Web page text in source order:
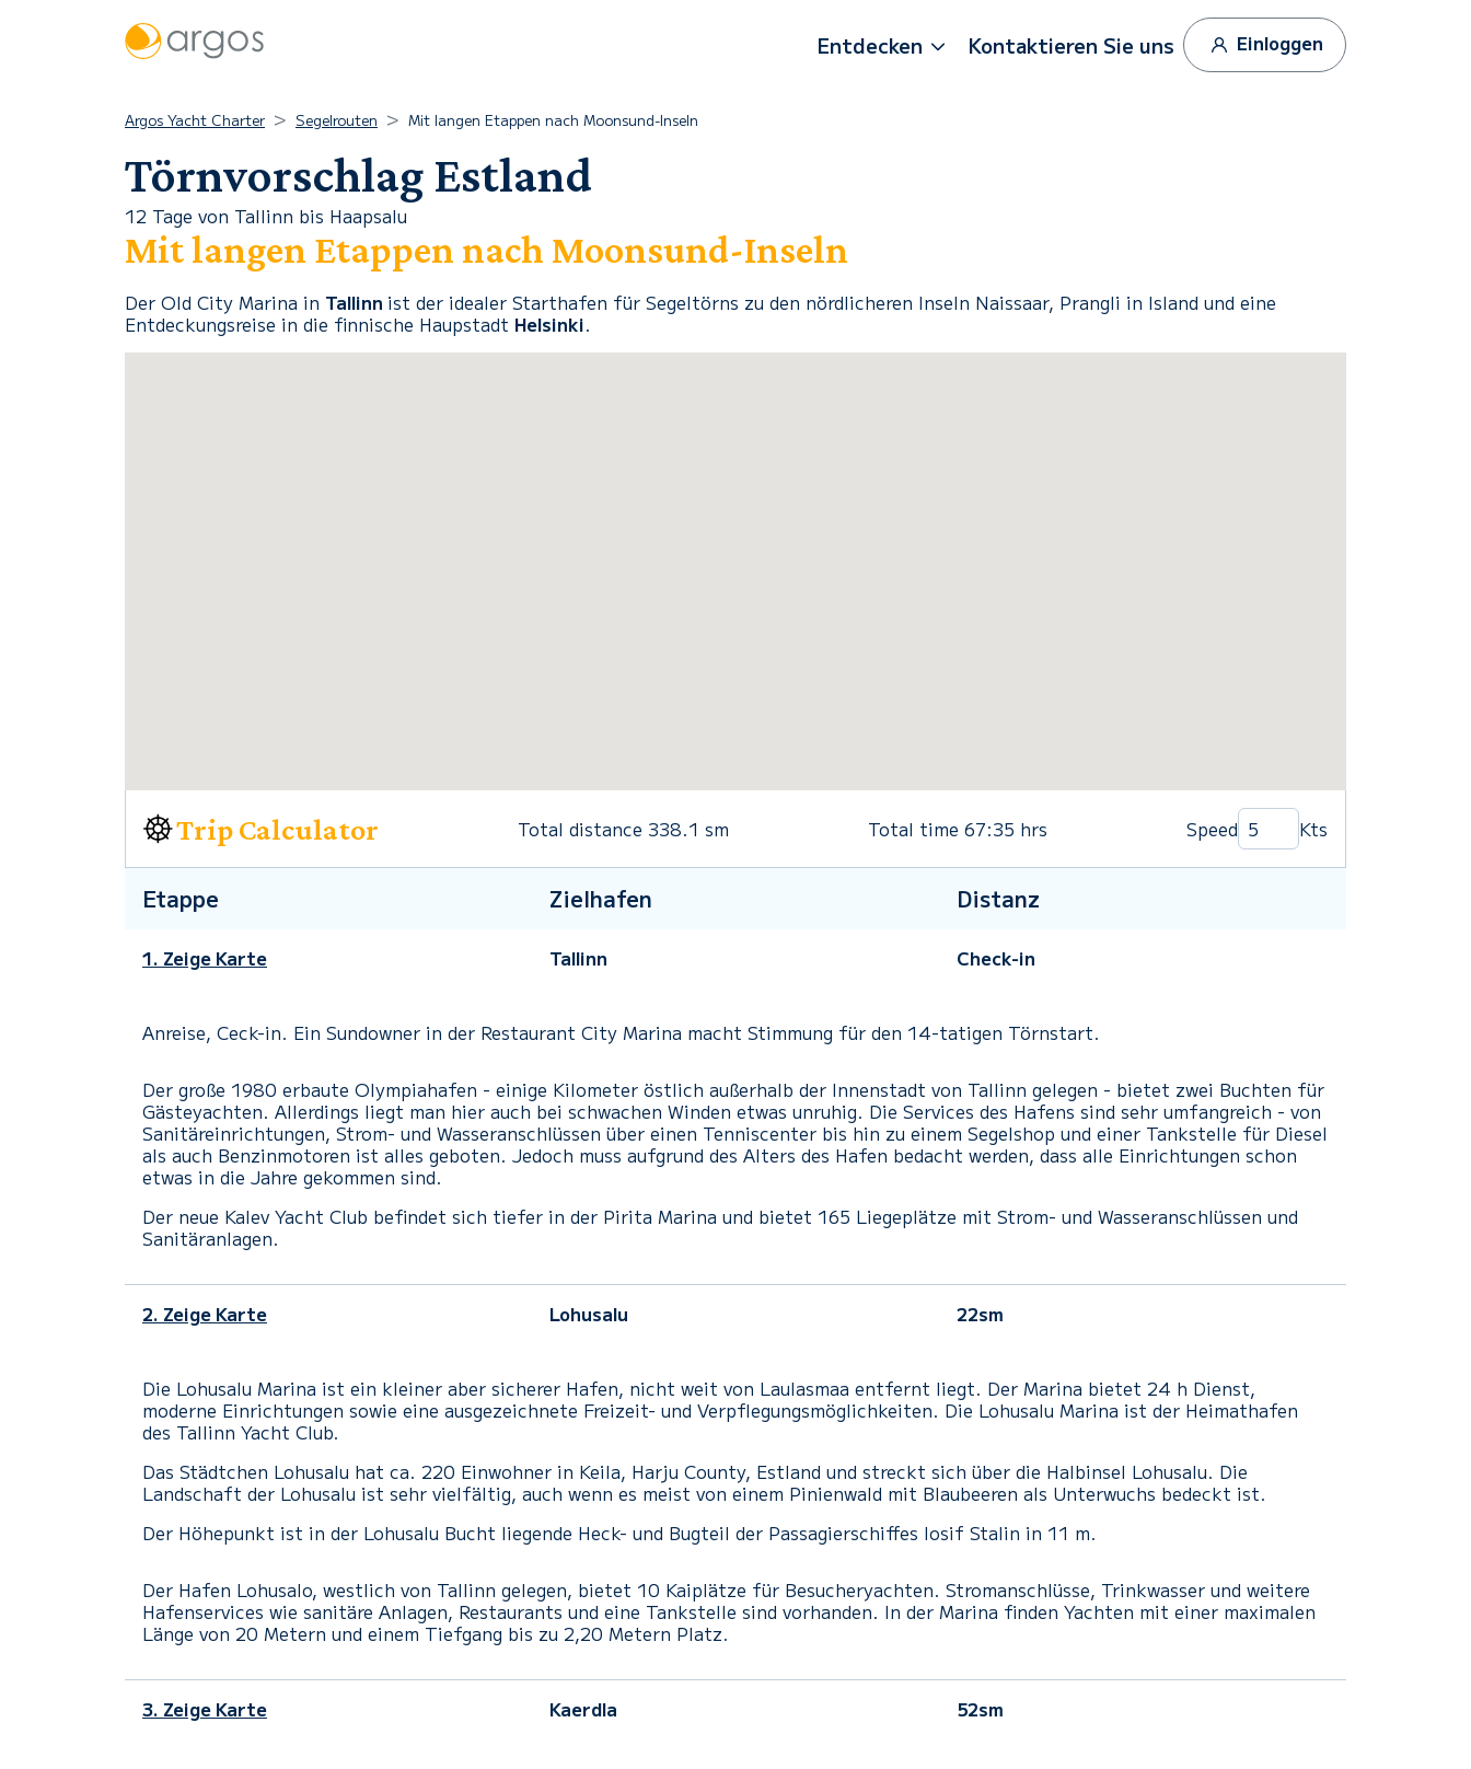
Entdecken Kontaktieren Sie uns Einloggen
Argos Yacht Charter Segelrouten Mit langen Etappen nach Moonsund-Inseln
Törnvorschlag Estland
12 Tage von Tallinn bis Haapsalu
Mit langen Etappen nach Moonsund-Inseln
Der Old City Marina in Tallinn ist der idealer Starthafen für Segeltörns zu den nördlicheren Inseln Naissaar, Prangli in Island und eine
Entdeckungsreise in die finnische Haupstadt Helsinki.
Trip Calculator Total distance 338.1 sm Total time 67:35 hrs Speed Kts
Etappe Zielhafen Distanz
1. Zeige Karte Tallinn Check-in
Anreise, Ceck-in. Ein Sundowner in der Restaurant City Marina macht Stimmung für den 14-tatigen Törnstart.
Der große 1980 erbaute Olympiahafen - einige Kilometer östlich außerhalb der Innenstadt von Tallinn gelegen - bietet zwei Buchten für
Gästeyachten. Allerdings liegt man hier auch bei schwachen Winden etwas unruhig. Die Services des Hafens sind sehr umfangreich - von
Sanitäreinrichtungen, Strom- und Wasseranschlüssen über einen Tenniscenter bis hin zu einem Segelshop und einer Tankstelle für Diesel
als auch Benzinmotoren ist alles geboten. Jedoch muss aufgrund des Alters des Hafen bedacht werden, dass alle Einrichtungen schon
etwas in die Jahre gekommen sind.
Der neue Kalev Yacht Club befindet sich tiefer in der Pirita Marina und bietet 165 Liegeplätze mit Strom- und Wasseranschlüssen und
Sanitäranlagen.
2. Zeige Karte Lohusalu 22sm
Die Lohusalu Marina ist ein kleiner aber sicherer Hafen, nicht weit von Laulasmaa entfernt liegt. Der Marina bietet 24 h Dienst,
moderne Einrichtungen sowie eine ausgezeichnete Freizeit- und Verpflegungsmöglichkeiten. Die Lohusalu Marina ist der Heimathafen
des Tallinn Yacht Club.
Das Städtchen Lohusalu hat ca. 220 Einwohner in Keila, Harju County, Estland und streckt sich über die Halbinsel Lohusalu. Die
Landschaft der Lohusalu ist sehr vielfältig, auch wenn es meist von einem Pinienwald mit Blaubeeren als Unterwuchs bedeckt ist.
Der Höhepunkt ist in der Lohusalu Bucht liegende Heck- und Bugteil der Passagierschiffes Iosif Stalin in 11 m.
Der Hafen Lohusalo, westlich von Tallinn gelegen, bietet 10 Kaiplätze für Besucheryachten. Stromanschlüsse, Trinkwasser und weitere
Hafenservices wie sanitäre Anlagen, Restaurants und eine Tankstelle sind vorhanden. In der Marina finden Yachten mit einer maximalen
Länge von 20 Metern und einem Tiefgang bis zu 2,20 Metern Platz.
3. Zeige Karte Kaerdla 52sm